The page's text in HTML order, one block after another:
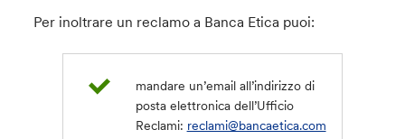
Per inoltrare un reclamo a Banca Etica puoi:
mandare un’email all’indirizzo di
posta elettronica dell’Ufficio
Reclami: reclami@bancaetica.com